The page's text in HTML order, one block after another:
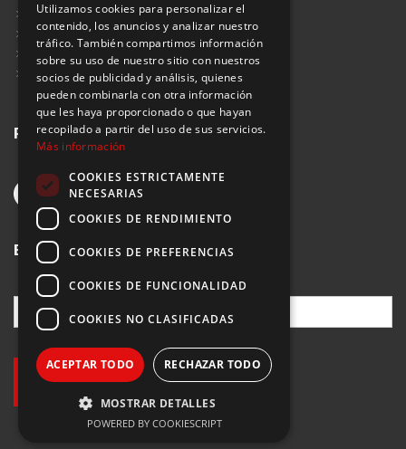
Política de Privacidad
Política de Cookies
Política de Privacidad Redes Sociales
Suscribirse al Newsletter
Redes sociales
Buscar
Utilizamos cookies para personalizar el
contenido, los anuncios y analizar nuestro
tráfico. También compartimos información
sobre su uso de nuestro sitio con nuestros
socios de publicidad y análisis, quienes
pueden combinarla con otra información
que les haya proporcionado o que hayan
recopilado a partir del uso de sus servicios.
Más información
COOKIES ESTRICTAMENTE
NECESARIAS
COOKIES DE RENDIMIENTO
COOKIES DE PREFERENCIAS
COOKIES DE FUNCIONALIDAD
COOKIES NO CLASIFICADAS
ACEPTAR TODO RECHAZAR TODO
MOSTRAR DETALLES
POWERED BY COOKIESCRIPT